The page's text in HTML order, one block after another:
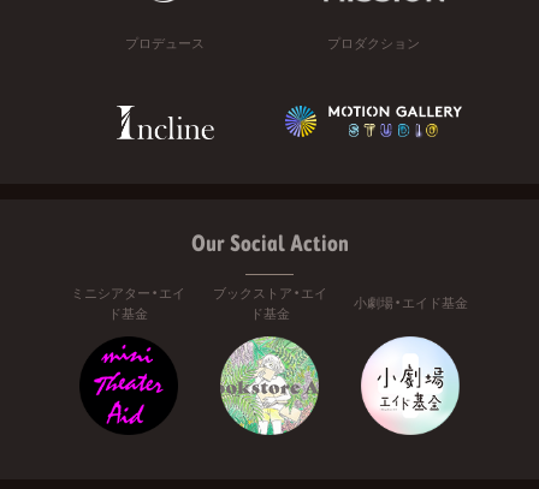
プロデュース プロダクション
Our Social Action
ミニシアター・エイ
ド基金
ブックストア・エイ
ド基金
小劇場・エイド基金